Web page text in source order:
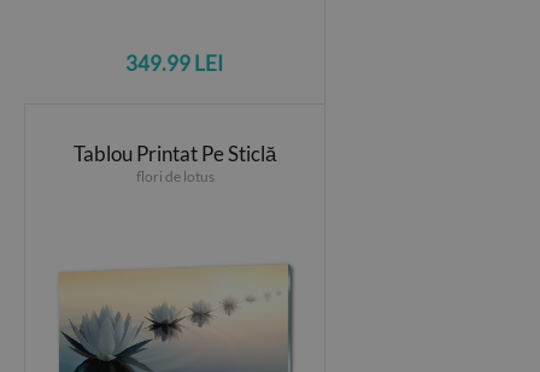
349.99 LEI
Tablou Printat Pe Sticlă
flori de lotus